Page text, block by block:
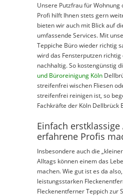
Unsere Putzfrau für
Profi hilft Ihnen stets gern
bieten wir auch mit Blick auf
umfassende Services. Mit
Teppiche Büro wieder richtig
wird das Fensterputzen
nachhaltig. So kostengünstig
und Büroreinigung Köln
streifenfrei wischen Fliesen
streifenfrei reinigen ist, so
Fachkräfte der Köln Dellbrück
Einfach erstklassige
erfahrene Profis
Insbesondere auch die
Alltags können einem das
machen. Wie gut ist es da
leistungsstarken
Fleckenentferner Teppich zur